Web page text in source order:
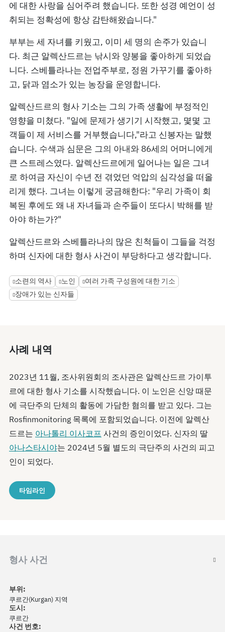
에 대한 사랑을 심어주려 했습니다. 또한 성경 예언이 성
취되는 정확성에 항상 감탄해왔습니다."
부부는 세 자녀를 키웠고, 이미 세 명의 손주가 있습니
다. 최근 알렉산드르는 낚시와 양봉을 좋아하게 되었습
니다. 스베틀라나는 전업주부로, 정원 가꾸기를 좋아하
고, 닭과 염소가 있는 농장을 운영합니다.
알렉산드르의 형사 기소는 그의 가족 생활에 부정적인
영향을 미쳤다. "일에 문제가 생기기 시작했고, 몇몇 고
객들이 제 서비스를 거부했습니다,"라고 신봉자는 말했
습니다. 수색과 심문은 그의 아내와 86세의 어머니에게
큰 스트레스였다. 알렉산드르에게 일어나는 일은 그녀
로 하여금 자신이 수년 전 겪었던 억압의 심각성을 떠올
리게 했다. 그녀는 이렇게 궁금해한다: "우리 가족이 회
복된 후에도 왜 내 자녀들과 손주들이 또다시 박해를 받
아야 하는가?"
알렉산드르와 스베틀라나의 많은 친척들이 그들을 걱정
하며 신자에 대한 형사 사건이 부당하다고 생각합니다.
소련의 역사 노인
여러 가족 구성원에 대한 기소
장애가 있는 신자들
사례 내역
2023년 11월, 조사위원회의 조사관은 알렉산드르 가이투
르에 대한 형사 기소를 시작했습니다. 이 노인은 신앙 때문
에 극단주의 단체의 활동에 가담한 혐의를 받고 있다. 그는
Rosfinmonitoring 목록에 포함되었습니다. 이전에 알렉산
드르는 아나톨리 이사코프 사건의 증인이었다. 신자의 딸
아나스타시야는 2024년 5월 별도의 극단주의 사건의 피고
인이 되었다.
타임라인
형사 사건
부위:
쿠르간(Kurgan) 지역
도시:
쿠르간
사건 번호: